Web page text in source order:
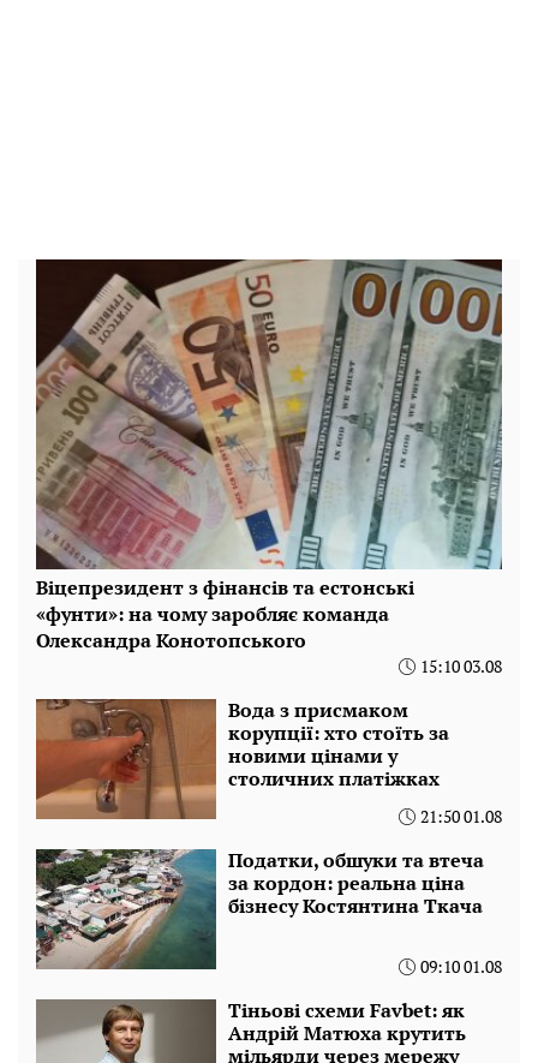
Віцепрезидент з фінансів та естонські
«фунти»: на чому заробляє команда
Олександра Конотопського
15:10 03.08
Вода з присмаком
корупції: хто стоїть за
новими цінами у
столичних платіжках
21:50 01.08
Податки, обшуки та втеча
за кордон: реальна ціна
бізнесу Костянтина Ткача
09:10 01.08
Тіньові схеми Favbet: як
Андрій Матюха крутить
мільярди через мережу